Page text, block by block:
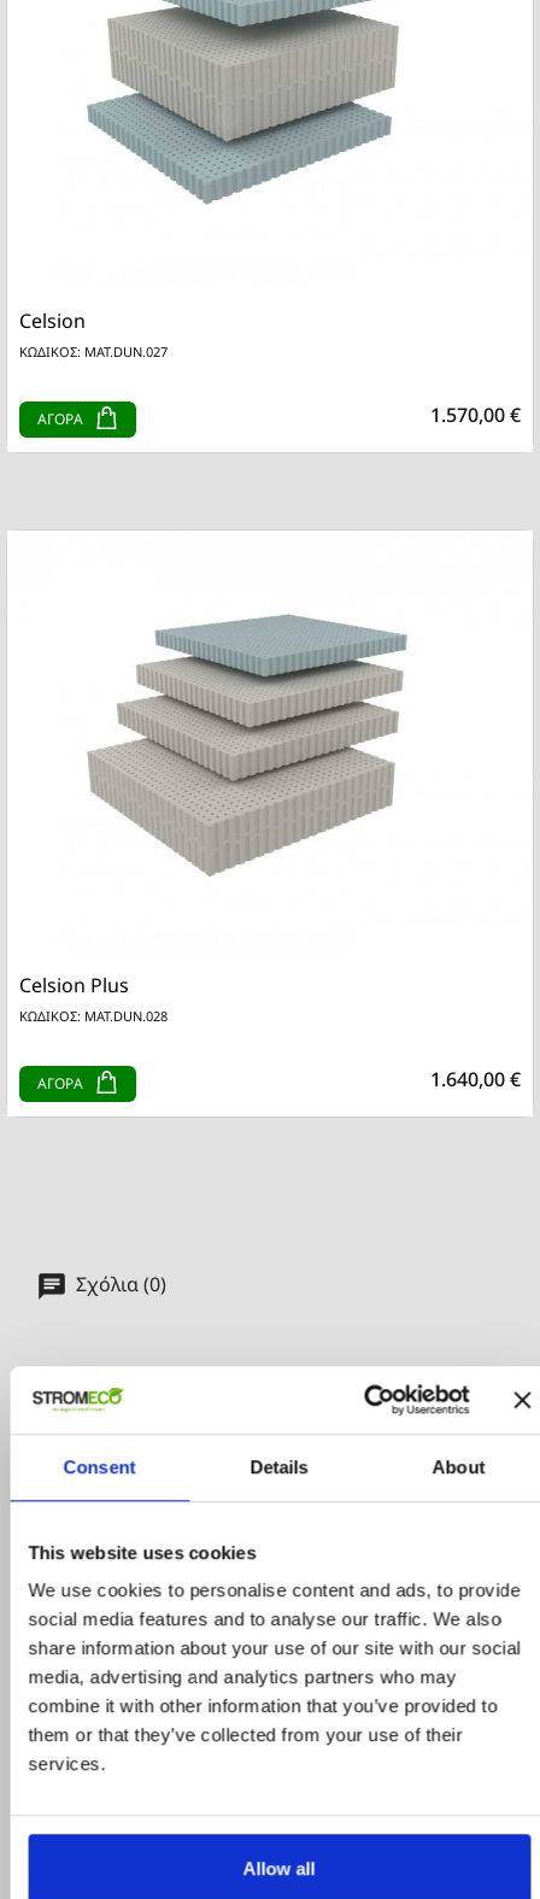
Consent Details About
This website uses cookies
We use cookies to personalise content and ads, to provide
social media features and to analyse our traffic. We also
share information about your use of our site with our social
media, advertising and analytics partners who may
combine it with other information that you’ve provided to
them or that they’ve collected from your use of their
services.
Allow all
Celsion
ΚΩΔΙΚΟΣ: MAT.DUN.027
ΑΓΟΡΑ 1.570,00 €
Celsion Plus
ΚΩΔΙΚΟΣ: MAT.DUN.028
ΑΓΟΡΑ 1.640,00 €
Σχόλια (0)
Γράψτε την πρώτη κριτική
ΣΧΕΤΙΚΑ ΠΡΟΙΟΝΤΑ
-20% ΧΩΡΊΣ ΑΠΌΘΕΜΑ